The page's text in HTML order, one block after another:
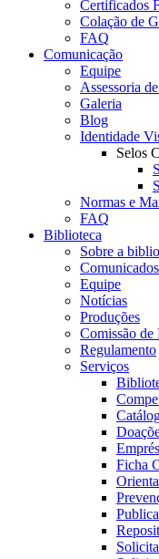
Certificados
Colação de
FAQ
Comunicação
Equipe
Assessoria
Galeria
Blog
Identidade
Selos
Normas e
FAQ
Biblioteca
Sobre a
Comunicados
Equipe
Notícias
Produções
Comissão de
Regulamento
Serviços
Ficha